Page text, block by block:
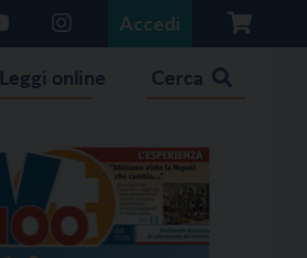
Accedi
Leggi online Cerca